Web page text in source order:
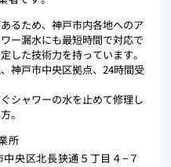
るため、神戸市内各地へのア
ー漏水にも最短時間で対応で
した技術力を持っています。
神戸市中央区拠点、24時間受
ぐシャワーの水を止めて修理し
。
所
央区北長狭通５丁目４−７